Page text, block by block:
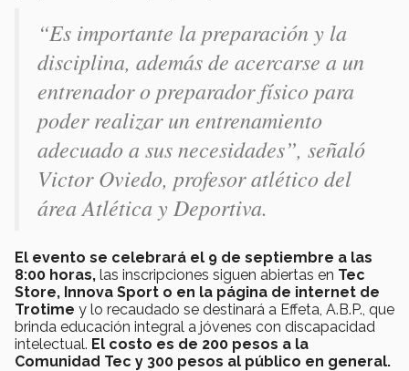
“Es importante la preparación y la
disciplina, además de acercarse a un
entrenador o preparador físico para
poder realizar un entrenamiento
adecuado a sus necesidades”, señaló
Victor Oviedo, profesor atlético del
área Atlética y Deportiva.
El evento se celebrará el 9 de septiembre a las
8:00 horas, las inscripciones siguen abiertas en Tec
Store, Innova Sport o en la página de internet de
Trotime y lo recaudado se destinará a Effeta, A.B.P., que
brinda educación integral a jóvenes con discapacidad
intelectual. El costo es de 200 pesos a la
Comunidad Tec y 300 pesos al público en general.